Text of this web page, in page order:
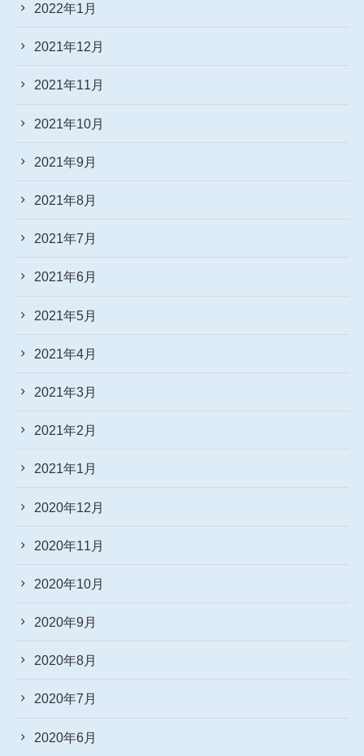
2022年1月
2021年12月
2021年11月
2021年10月
2021年9月
2021年8月
2021年7月
2021年6月
2021年5月
2021年4月
2021年3月
2021年2月
2021年1月
2020年12月
2020年11月
2020年10月
2020年9月
2020年8月
2020年7月
2020年6月